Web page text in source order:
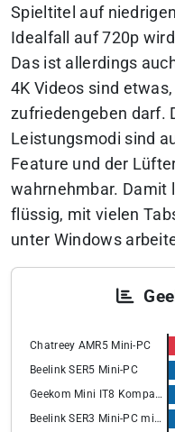
Spieltitel auf
Idealfall auf 720p
Das ist allerdings
4K Videos sind
zufriedengeben darf.
Leistungsmodi sind
Feature und der
wahrnehmbar. Damit
flüssig, mit vielen
unter Windows
Chatreey AMR5 Mini-PC
Beelink SER5 Mini-PC
Geekom Mini IT8 Kompakt PC
Beelink SER3 Mini-PC mit Ryzen 7